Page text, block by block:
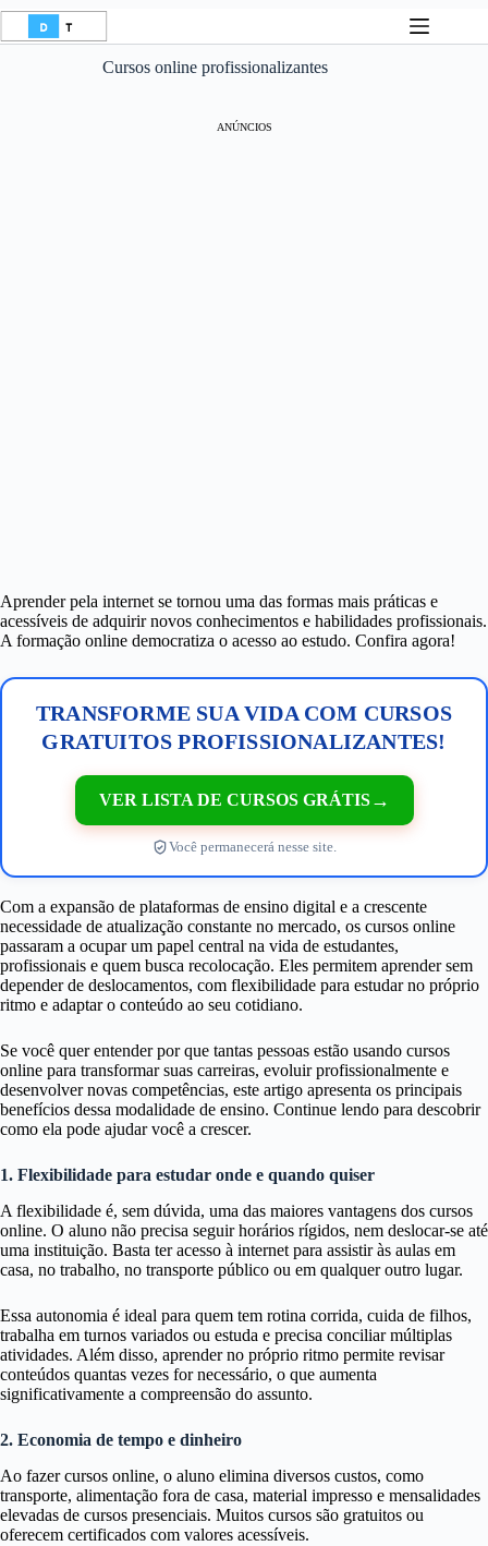
Pular
para
Cursos online profissionalizantes
ANÚNCIOS
Aprender pela internet se tornou uma das formas mais práticas e
acessíveis de adquirir novos conhecimentos e habilidades profissionais.
A formação online democratiza o acesso ao estudo. Confira agora!
TRANSFORME SUA VIDA COM CURSOS
GRATUITOS PROFISSIONALIZANTES!
VER LISTA DE CURSOS GRÁTIS→
Você permanecerá nesse site.
Com a expansão de plataformas de ensino digital e a crescente
necessidade de atualização constante no mercado, os cursos online
passaram a ocupar um papel central na vida de estudantes,
profissionais e quem busca recolocação. Eles permitem aprender sem
depender de deslocamentos, com flexibilidade para estudar no próprio
ritmo e adaptar o conteúdo ao seu cotidiano.
Se você quer entender por que tantas pessoas estão usando cursos
online para transformar suas carreiras, evoluir profissionalmente e
desenvolver novas competências, este artigo apresenta os principais
benefícios dessa modalidade de ensino. Continue lendo para descobrir
como ela pode ajudar você a crescer.
1. Flexibilidade para estudar onde e quando quiser
A flexibilidade é, sem dúvida, uma das maiores vantagens dos cursos
online. O aluno não precisa seguir horários rígidos, nem deslocar-se até
uma instituição. Basta ter acesso à internet para assistir às aulas em
casa, no trabalho, no transporte público ou em qualquer outro lugar.
Essa autonomia é ideal para quem tem rotina corrida, cuida de filhos,
trabalha em turnos variados ou estuda e precisa conciliar múltiplas
atividades. Além disso, aprender no próprio ritmo permite revisar
conteúdos quantas vezes for necessário, o que aumenta
significativamente a compreensão do assunto.
2. Economia de tempo e dinheiro
Ao fazer cursos online, o aluno elimina diversos custos, como
transporte, alimentação fora de casa, material impresso e mensalidades
elevadas de cursos presenciais. Muitos cursos são gratuitos ou
oferecem certificados com valores acessíveis.